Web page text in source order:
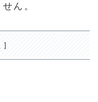
ん。